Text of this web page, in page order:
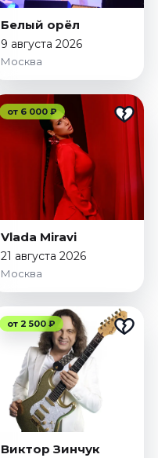
Белый орёл
9 августа 2026
Москва
от 6 000 ₽
Vlada Miravi
21 августа 2026
Москва
от 2 500 ₽
Виктор Зинчук